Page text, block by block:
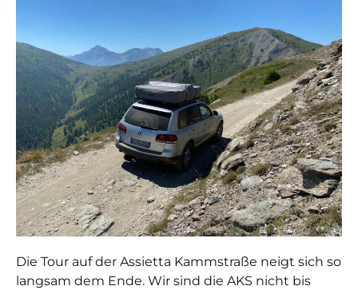
Die Tour auf der Assietta Kammstraße neigt sich so
langsam dem Ende. Wir sind die AKS nicht bis